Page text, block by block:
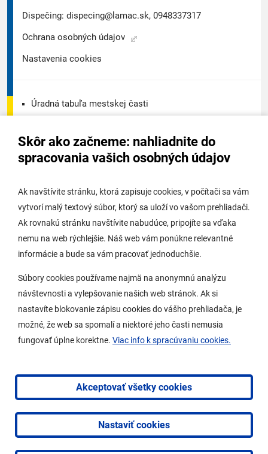
Skôr ako začneme: nahliadnite do
spracovania vašich osobných údajov
Ak navštívite stránku, ktorá zapisuje cookies, v počítači sa vám
vytvorí malý textový súbor, ktorý sa uloží vo vašom prehliadači.
Ak rovnakú stránku navštívite nabudúce, pripojíte sa vďaka
nemu na web rýchlejšie. Náš web vám ponúkne relevantné
informácie a bude sa vám pracovať jednoduchšie.
Súbory cookies používame najmä na anonymnú analýzu
návštevnosti a vylepšovanie našich web stránok. Ak si
nastavíte blokovanie zápisu cookies do vášho prehliadača, je
možné, že web sa spomalí a niektoré jeho časti nemusia
fungovať úplne korektne. Viac info k spracúvaniu cookies.
Akceptovať všetky cookies
Nastaviť cookies
Dispečing: dispecing@lamac.sk, 0948337317
Ochrana osobných údajov
Nastavenia cookies
Úradná tabuľa mestskej časti
Úradná tabuľa stavebného úradu
Potrebujem vybaviť
Samospráva
O Lamači
Mobilná aplikácia
Kontakty
Vyhlásenie o prístupnosti
2026 © Mestská časť Bratislava-Lamač|Tvorba web
stránok
aredakčný systém odAlejTech, spol. s r.o.